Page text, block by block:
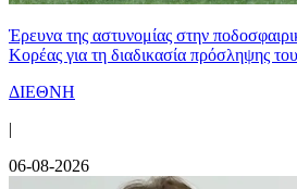
Έρευνα της αστυνομίας στην
Κορέας για τη διαδικασία πρόσληψης
ΔΙΕΘΝΗ
|
06-08-2026